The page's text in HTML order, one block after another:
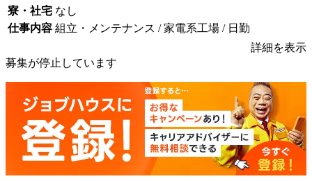
寮・社宅 なし
仕事内容 組立・メンテナンス / 家電系工場 / 日勤
詳細を表示
募集が停止しています